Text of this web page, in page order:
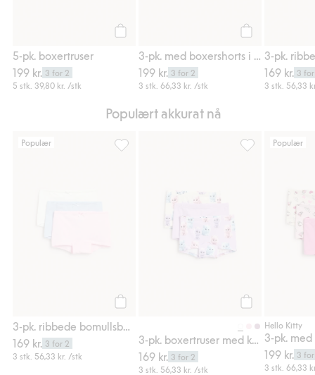
5-pk. boxertruser
199 kr. 3 for 2
5 stk. 39,80 kr. /stk
199 kr. 3 for 2
3 stk.66,33 kr. /stk
169 kr. 3
3 stk. 56,33
Populært akkurat nå
Populær
169 kr. 3 for 2
3 stk. 56,33 kr. /stk
169 kr. 3 for 2
3 stk. 56,33 kr. /stk
Populær
Hello Kitty
199 kr. 3
3 stk.66,33